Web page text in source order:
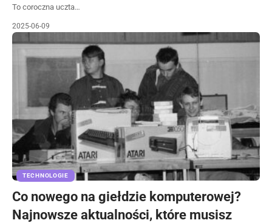
To coroczna uczta…
2025-06-09
TECHNOLOGIE
Co nowego na giełdzie komputerowej?
Najnowsze aktualności, które musisz